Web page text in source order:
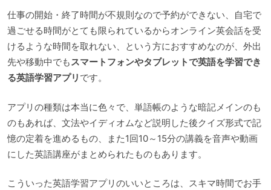
仕事の開始・終了時間が不規則なので予約ができない、自宅で
過ごせる時間がとても限られているからオンライン英会話を受
けるような時間を取れない、という方におすすめなのが、外出
先や移動中でもスマートフォンやタブレットで英語を学習でき
る英語学習アプリ です。
アプリの種類は本当に色々で、単語帳のような暗記メインのも
のもあれば、文法やイディオムなど説明した後クイズ形式で記
憶の定着を進めるもの、また1回10～15分の講義を音声や動画
にした英語講座がまとめられたものもあります。
こういった英語学習アプリのいいところは、スキマ時間でお手